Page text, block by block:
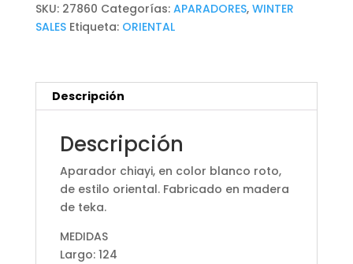
SKU: 27860 Categorías: APARADORES, WINTER
SALES Etiqueta: ORIENTAL
Descripción
Descripción
Aparador chiayi, en color blanco roto,
de estilo oriental. Fabricado en madera
de teka.
MEDIDAS
Largo: 124